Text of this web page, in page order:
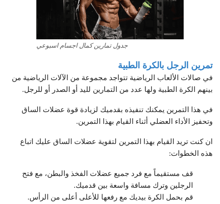
جدول تمارين كمال اجسام اسبوعي
تمرين الرجل بالكرة الطبية
في صالات الألعاب الرياضية تتواجد مجموعة من الآلات الرياضية من
بينهم الكرة الطبية ولها عدد من التمارين لليد أو الصدر أو للرجل.
في هذا التمرين يمكنك تنفيذه بقدميك لزيادة قوة عضلات الساق
وتحفيز الأداء العضلي أثناء القيام بهذا التمرين.
ان كنت تريد القيام بهذا التمرين لتقوية عضلات الساق عليك اتباع
هذه الخطوات:
قف مستقيماً مع فرد جميع عضلات الفخذ والبطن، مع فتح
الرجلين وترك مسافة واسعة بين قدميك.
قم بحمل الكرة بيديك مع رفعها للأعلى أعلى من الرأس.